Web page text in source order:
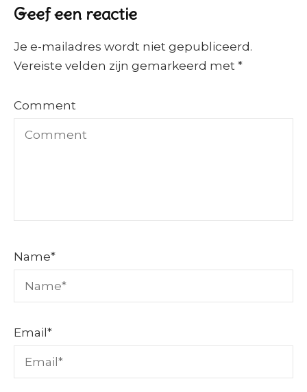
Geef een reactie
Je e-mailadres wordt niet gepubliceerd.
Vereiste velden zijn gemarkeerd met *
Comment
Name*
Email*